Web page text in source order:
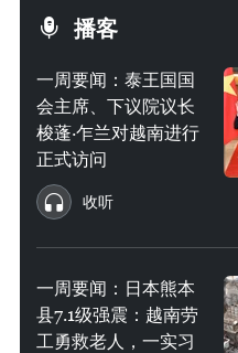
播客
一周要闻：泰王国国
会主席、下议院议长
梭蓬·乍兰对越南进行
正式访问
收听
一周要闻：日本熊本
县7.1级强震：越南劳
工勇救老人，一实习